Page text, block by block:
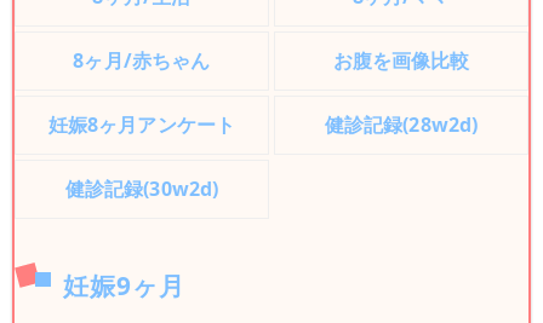
8ヶ月/赤ちゃん お腹を画像比較
妊娠8ヶ月アンケート 健診記録(28w2d)
健診記録(30w2d)
妊娠9ヶ月